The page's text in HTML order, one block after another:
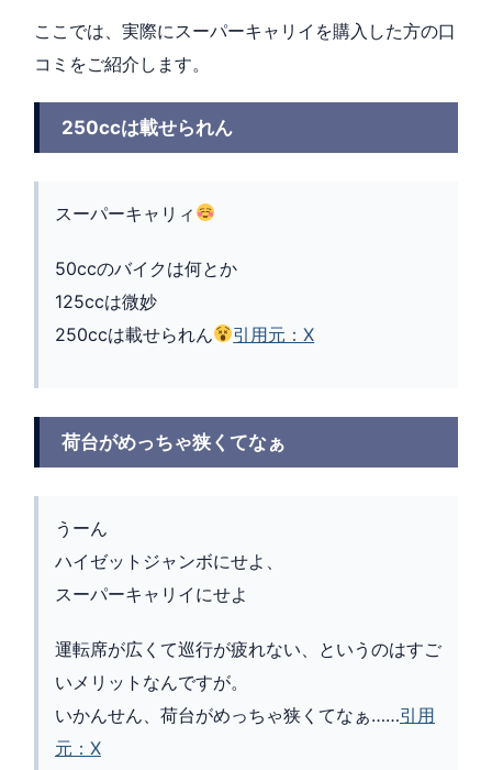
ここでは、実際にスーパーキャリイを購入した方の口
コミをご紹介します。
250ccは載せられん
スーパーキャリィ
50ccのバイクは何とか
125ccは微妙
250ccは載せられん
引用元：X
荷台がめっちゃ狭くてなぁ
うーん
ハイゼットジャンボにせよ、
スーパーキャリイにせよ
運転席が広くて巡行が疲れない、というのはすご
いメリットなんですが。
いかんせん、荷台がめっちゃ狭くてなぁ……引用
元：X